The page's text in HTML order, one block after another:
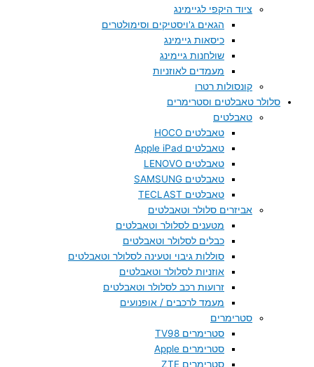
ציוד היקפי לגיימינג
הגאים ג'ויסטיקים וסימולטרים
כיסאות גיימינג
שולחנות גיימינג
מעמדים לאוזניות
קונסולות רטרו
סלולר טאבלטים וסטרימרים
טאבלטים
טאבלטים HOCO
טאבלטים Apple iPad
טאבלטים LENOVO
טאבלטים SAMSUNG
טאבלטים TECLAST
אביזרים סלולר וטאבלטים
מטענים לסלולר וטאבלטים
כבלים לסלולר וטאבלטים
סוללות גיבוי וטעינה לסלולר וטאבלטים
אוזניות לסלולר וטאבלטים
זרועות רכב לסלולר וטאבלטים
מעמד לרכבים / אופנועים
סטרימרים
סטרימרים TV98
סטרימרים Apple
סטרימרים ZTE